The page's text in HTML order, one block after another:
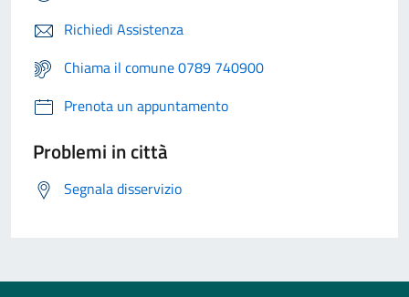
Richiedi Assistenza
Chiama il comune 0789 740900
Prenota un appuntamento
Problemi in città
Segnala disservizio